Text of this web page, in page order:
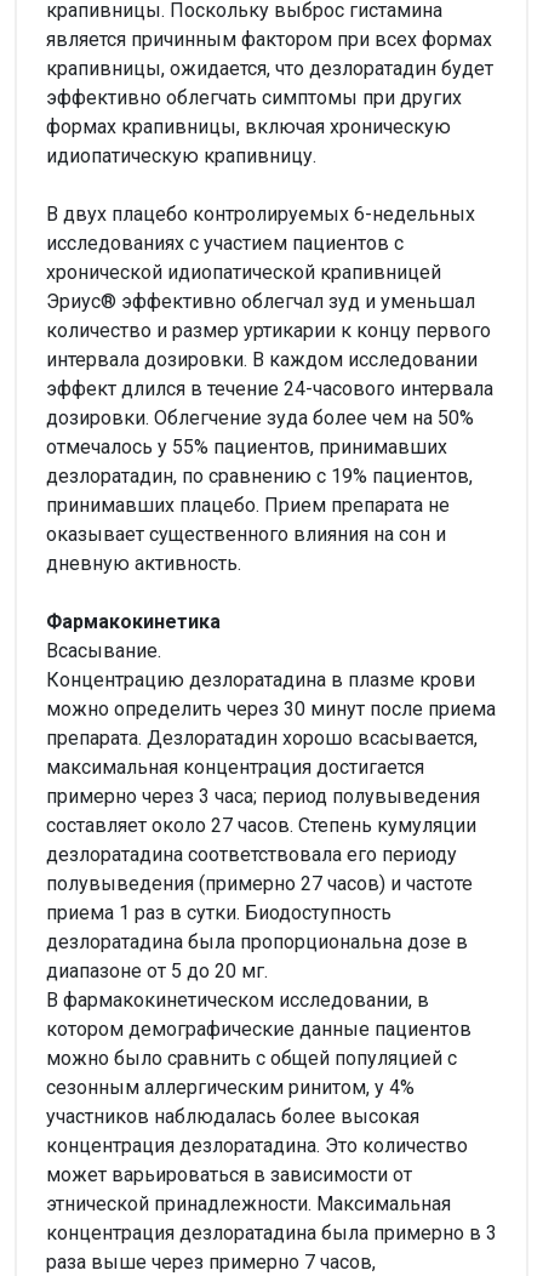
крапивницы. Поскольку выброс гистамина
является причинным фактором при всех формах
крапивницы, ожидается, что дезлоратадин будет
эффективно облегчать симптомы при других
формах крапивницы, включая хроническую
идиопатическую крапивницу.
В двух плацебо контролируемых 6-недельных
исследованиях с участием пациентов с
хронической идиопатической крапивницей
Эриус® эффективно облегчал зуд и уменьшал
количество и размер уртикарии к концу первого
интервала дозировки. В каждом исследовании
эффект длился в течение 24-часового интервала
дозировки. Облегчение зуда более чем на 50%
отмечалось у 55% пациентов, принимавших
дезлоратадин, по сравнению с 19% пациентов,
принимавших плацебо. Прием препарата не
оказывает существенного влияния на сон и
дневную активность.
Фармакокинетика
Всасывание.
Концентрацию дезлоратадина в плазме крови
можно определить через 30 минут после приема
препарата. Дезлоратадин хорошо всасывается,
максимальная концентрация достигается
примерно через 3 часа; период полувыведения
составляет около 27 часов. Степень кумуляции
дезлоратадина соответствовала его периоду
полувыведения (примерно 27 часов) и частоте
приема 1 раз в сутки. Биодоступность
дезлоратадина была пропорциональна дозе в
диапазоне от 5 до 20 мг.
В фармакокинетическом исследовании, в
котором демографические данные пациентов
можно было сравнить с общей популяцией с
сезонным аллергическим ринитом, у 4%
участников наблюдалась более высокая
концентрация дезлоратадина. Это количество
может варьироваться в зависимости от
этнической принадлежности. Максимальная
концентрация дезлоратадина была примерно в 3
раза выше через примерно 7 часов,